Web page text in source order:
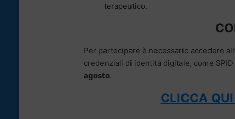
terapeutico.
Per partecipare è necessario accedere
credenziali di identità digitale, come
agosto.
CLICCA